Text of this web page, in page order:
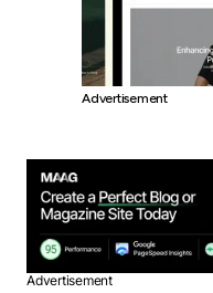
Advertisement
Advertisement